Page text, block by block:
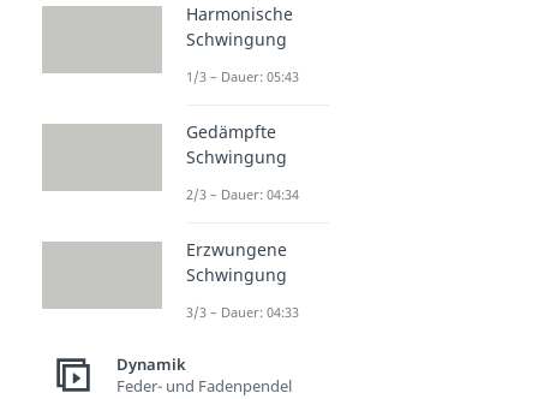
Harmonische
Schwingung
1/3 – Dauer: 05:43
Gedämpfte
Schwingung
2/3 – Dauer: 04:34
Erzwungene
Schwingung
3/3 – Dauer: 04:33
Dynamik
Feder- und Fadenpendel